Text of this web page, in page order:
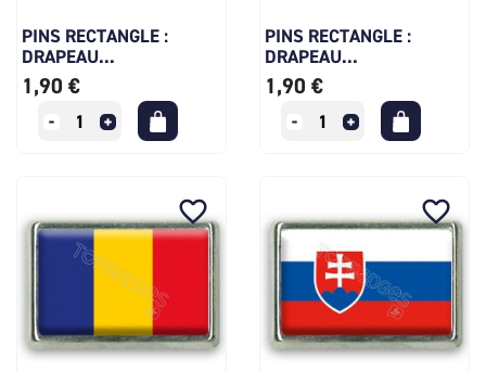
PINS RECTANGLE :
DRAPEAU...
1,90 €
PINS RECTANGLE :
DRAPEAU...
1,90 €
favorite_border favorite_border